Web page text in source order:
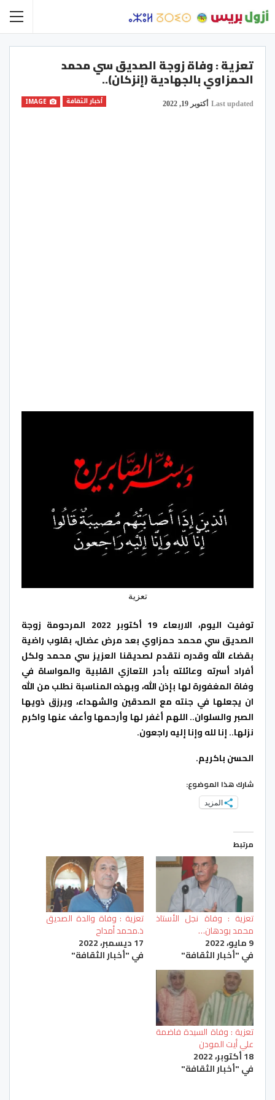
تعزية : وفاة زوجة الصديق سي محمد
الحمزاوي بالجهادية (إنزكان)..
أخبار الثقافة Last updated أكتوبر 19, 2022
تعزية
توفيت اليوم، الاربعاء 19 أكتوبر 2022 المرحومة زوجة
الصديق سي محمد حمزاوي بعد مرض عضال، بقلوب راضية
بقضاء الله وقدره نتقدم لصديقنا العزيز سي محمد ولكل
أفراد أسرته وعائلته بأحر التعازي القلبية والمواساة في
وفاة المغفورة لها بإذن الله، وبهذه المناسبة نطلب من الله
ان يجعلها في جنته مع الصدقين والشهداء، ويرزق ذويها
الصبر والسلوان.. اللهم أغفر لها وأرحمها وأعف عنها واكرم
نزلها.. إنا لله وإنا إليه راجعون.
الحسن باكريم.
شارك هذا الموضوع:
المزيد
مرتبط
تعزية : وفاة نجل الأستاذ
محمد بودهان…
9 مايو، 2022
في "أخبار الثقافة"
تعزية : وفاة والدة الصديق
ذ.محمد أمداح
17 ديسمبر، 2022
في "أخبار الثقافة"
تعزية : وفاة السيدة فاضمة
علي أيت المودن
18 أكتوبر، 2022
في "أخبار الثقافة"